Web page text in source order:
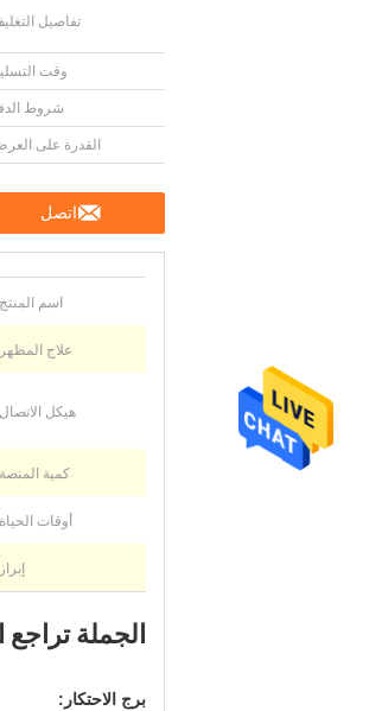
تفاصيل
وقت
شروط
القدرة على
اتصل
اسم
علاج
هيكل
كمية
أوقات
الجملة
برج الاحتكار: